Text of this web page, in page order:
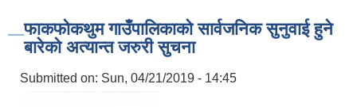
फाकफोकथुम गाउँपालिकाको सार्वजनिक सुनुवाई हुने
बारेको अत्यान्त जरुरी सुचना
Submitted on: Sun, 04/21/2019 - 14:45